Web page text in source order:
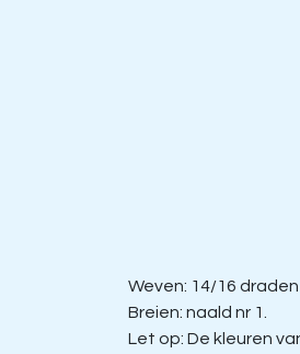
Weven: 14/16
Breien: naald nr 1.
Let op: De kleuren